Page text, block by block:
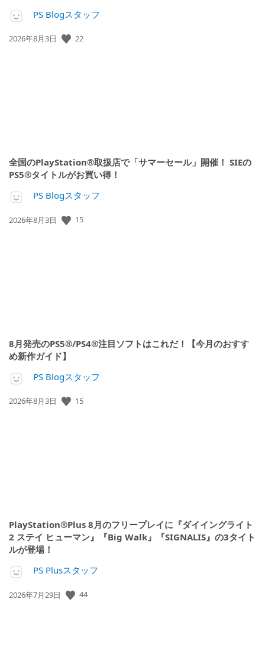
PS Blogスタッフ
公
2026年8月3日 22
全国のPlayStation®取扱店で「サマーセール」開催！ SIEの
PS5®タイトルがお買い得！
PS Blogスタッフ
公
2026年8月3日 15
8月発売のPS5®/PS4®注目ソフトはこれだ！【今月のおすす
め新作ガイド】
PS Blogスタッフ
公
2026年8月3日 15
PlayStation®Plus 8月のフリープレイに『ダイイングライト
2 ステイ ヒューマン』『Big Walk』『SIGNALIS』の3タイト
ルが登場！
PS Plusスタッフ
公
2026年7月29日 44